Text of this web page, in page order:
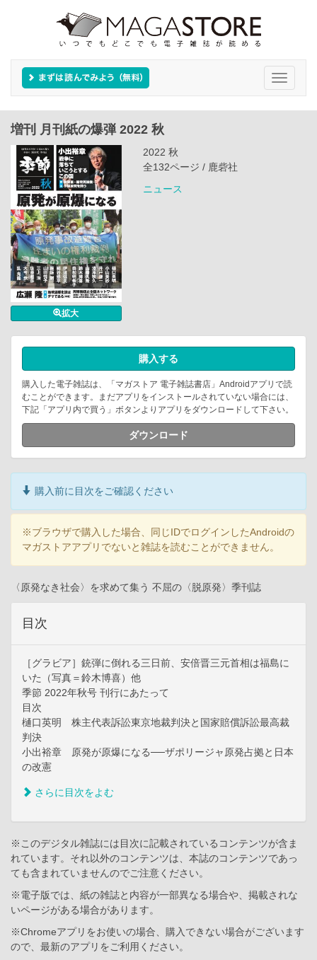
Toggle
増刊 月刊紙の爆弾 2022 秋
拡大
2022 秋
全132ページ / 鹿砦社
ニュース
購入する
購入した電子雑誌は、「マガストア 電子雑誌書店」Androidアプリで読
むことができます。まだアプリをインストールされていない場合には、
下記「アプリ内で買う」ボタンよりアプリをダウンロードして下さい。
ダウンロード
購入前に目次をご確認ください
※ブラウザで購入した場合、同じIDでログインしたAndroidの
マガストアアプリでないと雑誌を読むことができません。
〈原発なき社会〉を求めて集う 不屈の〈脱原発〉季刊誌
目次
［グラビア］銃弾に倒れる三日前、安倍晋三元首相は福島に
いた（写真＝鈴木博喜）他
季節 2022年秋号 刊行にあたって
目次
樋口英明 株主代表訴訟東京地裁判決と国家賠償訴訟最高裁
判決
小出裕章 原発が原爆になる──ザポリージャ原発占拠と日本
の改憲
さらに目次をよむ
※このデジタル雑誌には目次に記載されているコンテンツが含ま
れています。それ以外のコンテンツは、本誌のコンテンツであっ
ても含まれていませんのでご注意ください。
※電子版では、紙の雑誌と内容が一部異なる場合や、掲載されな
いページがある場合があります。
※Chromeアプリをお使いの場合、購入できない場合がございます
ので、最新のアプリをご利用ください。